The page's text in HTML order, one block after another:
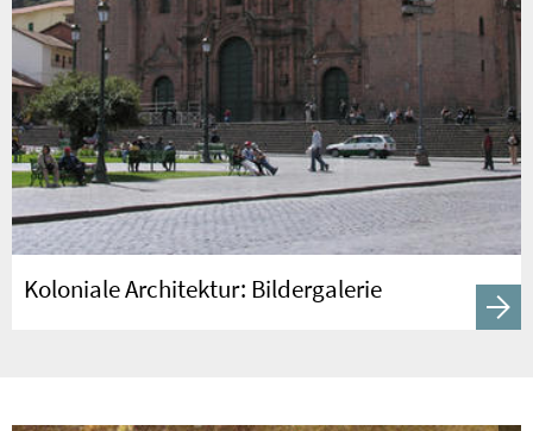
Koloniale Architektur: Bildergalerie